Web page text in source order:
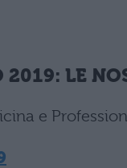
LE
e